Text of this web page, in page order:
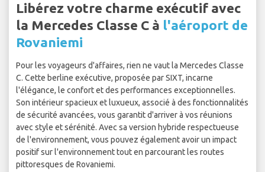
Libérez votre charme exécutif avec
la Mercedes Classe C à l'aéroport de
Rovaniemi
Pour les voyageurs d'affaires, rien ne vaut la Mercedes Classe
C. Cette berline exécutive, proposée par SIXT, incarne
l'élégance, le confort et des performances exceptionnelles.
Son intérieur spacieux et luxueux, associé à des fonctionnalités
de sécurité avancées, vous garantit d'arriver à vos réunions
avec style et sérénité. Avec sa version hybride respectueuse
de l'environnement, vous pouvez également avoir un impact
positif sur l'environnement tout en parcourant les routes
pittoresques de Rovaniemi.